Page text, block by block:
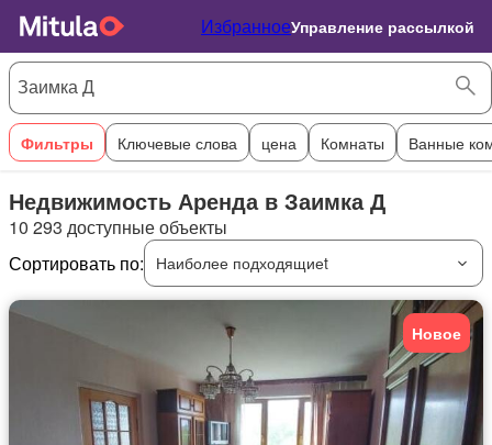
ИзбранноеУправление рассылкой
Фильтры Ключевые слова цена Комнаты Ванные
Недвижимость Аренда в Заимка Д
10 293 доступные объекты
Сортировать по:
Наиболее подходящиеt
Новое